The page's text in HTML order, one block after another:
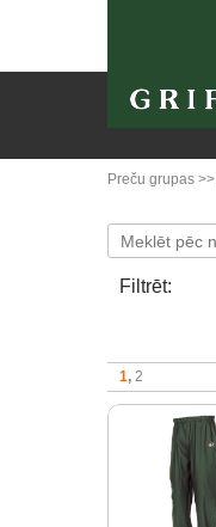
Preču grupas >>
Filtrēt:
1 2